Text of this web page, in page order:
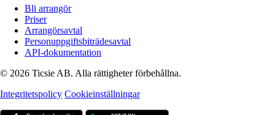
Bli arrangör
Priser
Arrangörsavtal
Personuppgiftsbiträdesavtal
API-dokumentation
© 2026 Ticsie AB. Alla rättigheter förbehållna.
Integritetspolicy Cookieinställningar